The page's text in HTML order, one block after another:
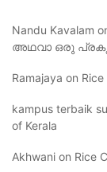
Nandu Kavalam
അഥവാ ഒരു
Ramajaya on
kampus terbaik
of Kerala
Akhwani on Rice